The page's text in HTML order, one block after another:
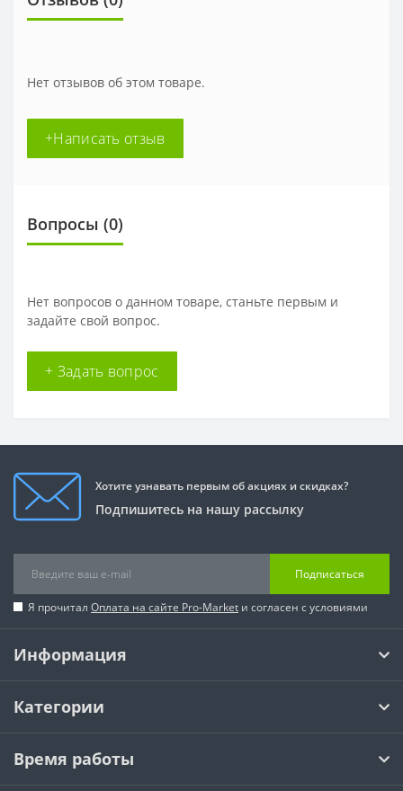
Нет отзывов об этом товаре.
+Написать отзыв
Вопросы (0)
Нет вопросов о данном товаре, станьте первым и
задайте свой вопрос.
+ Задать вопрос
Хотите узнавать первым об акциях и скидках?
Подпишитесь на нашу рассылку
Подписаться
Я прочитал Оплата на сайте Pro-Market и согласен с условиями
Информация
Категории
Время работы